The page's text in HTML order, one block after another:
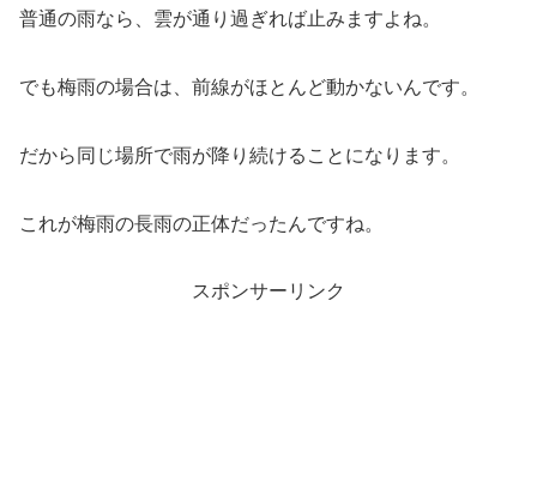
普通の雨なら、雲が通り過ぎれば止みますよね。
でも梅雨の場合は、前線がほとんど動かないんです。
だから同じ場所で雨が降り続けることになります。
これが梅雨の長雨の正体だったんですね。
スポンサーリンク